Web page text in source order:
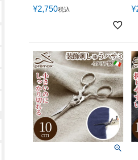
¥2,750税込 ¥